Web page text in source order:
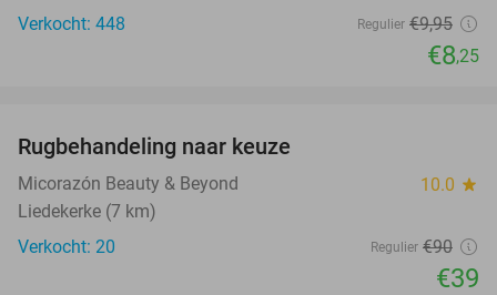
Verkocht: 448
Regulier €9,95
€8,25
Rugbehandeling naar keuze
Micorazón Beauty & Beyond 10.0 star
Liedekerke (7 km)
Verkocht: 20
Regulier €90
€39